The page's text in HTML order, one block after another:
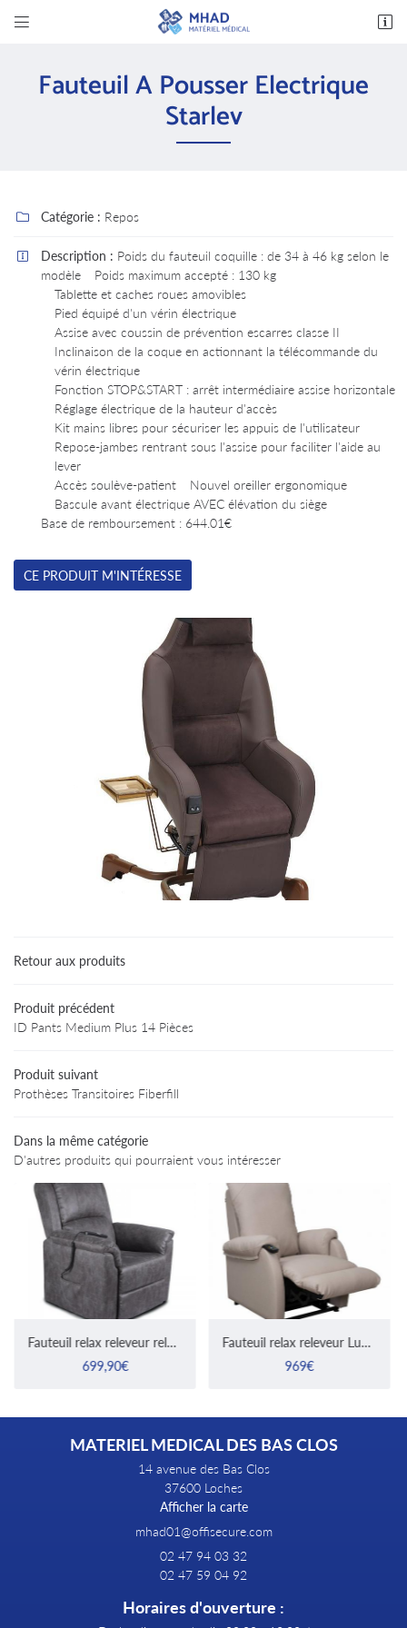

Produits

02 47 94 03 32
Adresse email de réception
En cochant cette case, vous consentez à recevoir nos propositions commerciales à
le formulaire de désinscription
Fauteuil A Pousser Electrique
Starlev
 Catégorie : Repos
 Description : Poids du fauteuil coquille : de 34 à 46 kg selon le
modèle
Poids maximum accepté : 130 kg
Tablette et caches roues amovibles
Pied équipé d'un vérin électrique
Assise avec coussin de prévention escarres classe II
Inclinaison de la coque en actionnant la télécommande du
vérin électrique
Fonction STOP&START : arrêt intermédiaire assise horizontale
Réglage électrique de la hauteur d'accès
Kit mains libres pour sécuriser les appuis de l'utilisateur
Repose-jambes rentrant sous l'assise pour faciliter l'aide au
lever
Accès soulève-patient
Nouvel oreiller ergonomique
Bascule avant électrique AVEC élévation du siège
Base de remboursement : 644.01€
CE PRODUIT M'INTÉRESSE
Retour aux produits
Produit précédent
ID Pants Medium Plus 14 Pièces
Produit suivant
Prothèses Transitoires Fiberfill
Dans la même catégorie
D'autres produits qui pourraient vous intéresser
Fauteuil relax releveur relax touch 1 moteur
699,90€
Fauteuil relax releveur Lux PVC
969€
MATERIEL MEDICAL DES BAS CLOS
14 avenue des Bas Clos
37600 Loches
Afficher la carte
02 47 94 03 32
02 47 59 04 92
Horaires d'ouverture :